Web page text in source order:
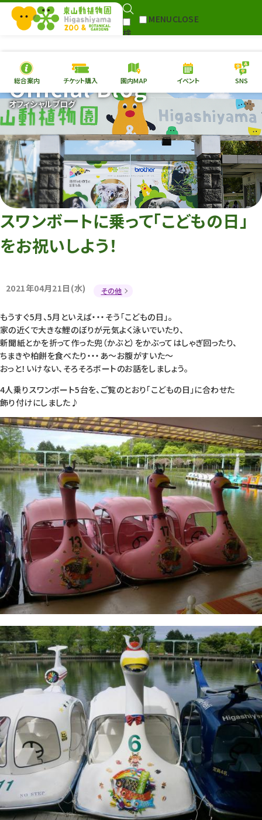
検
MENUCLOSE
本日の開園情報 チケ
園内MAP イベント
総合案内
動物園 植物園
再生プラン
東山動植物園
への支援
環境教育
総合案内 チケット購入 園内MAP イベント SNS
オフィシャルブログ
Official Blog
スワンボートに乗って「こどもの日」
をお祝いしよう！
2021年04月21日(水) その他
もうすぐ5月、5月といえば・・・そう「こどもの日」。
家の近くで大きな鯉のぼりが元気よく泳いでいたり、
新聞紙とかを折って作った兜（かぶと）をかぶってはしゃぎ回ったり、
ちまきや柏餅を食べたり・・・あ～お腹がすいた～
おっと！いけない、そろそろボートのお話をしましょう。
4人乗りスワンボート5台を、ご覧のとおり「こどもの日」に合わせた
飾り付けにしました♪